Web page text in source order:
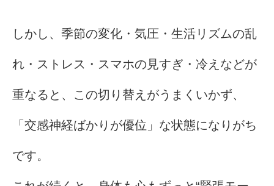
しかし、季節の変化・気圧・生活リズムの乱
れ・ストレス・スマホの見すぎ・冷えなどが
重なると、この切り替えがうまくいかず、
「交感神経ばかりが優位」な状態になりがち
です。